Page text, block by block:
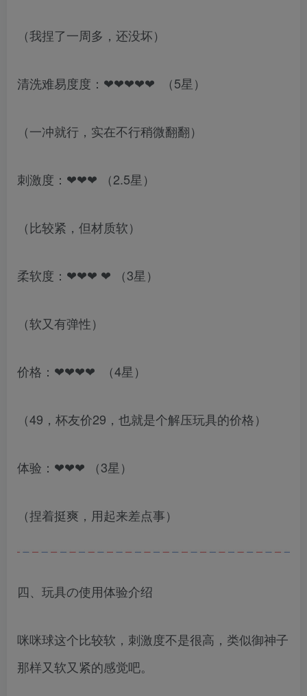
（我捏了一周多，还没坏）
清洗难易度度：❤❤❤❤❤ （5星）
（一冲就行，实在不行稍微翻翻）
刺激度：❤❤❤ （2.5星）
（比较紧，但材质软）
柔软度：❤❤❤ ❤ （3星）
（软又有弹性）
价格：❤❤❤❤ （4星）
（49，杯友价29，也就是个解压玩具的价格）
体验：❤❤❤ （3星）
（捏着挺爽，用起来差点事）
四、玩具の使用体验介绍
咪咪球这个比较软，刺激度不是很高，类似御神子
那样又软又紧的感觉吧。